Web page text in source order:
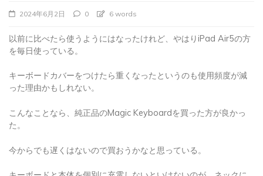
以前に比べたら使うようにはなったけれど、やはりiPad Air5の方
を毎日使っている。
キーボードカバーをつけたら重くなったというのも使用頻度が減
った理由かもしれない。
こんなことなら、純正品のMagic Keyboardを買った方が良かっ
た。
今からでも遅くはないので買おうかなと思っている。
キーボードと本体を個別に充電しないといけないのが、ネックに